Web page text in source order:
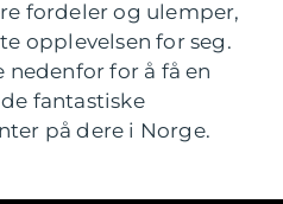
fordeler og ulemper,
opplevelsen for seg.
nedenfor for å få en
fantastiske
på dere i Norge.